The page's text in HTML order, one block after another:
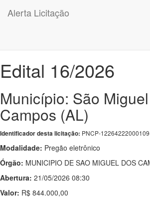
Alerta Licitação
Edital 16/2026
Município: São
Campos (AL)
Identificador desta licitação: PNCP-
Modalidade: Pregão eletrônico
Órgão: MUNICIPIO DE SAO MIGUEL DOS
Abertura: 21/05/2026 08:30
Valor: R$ 844.000,00